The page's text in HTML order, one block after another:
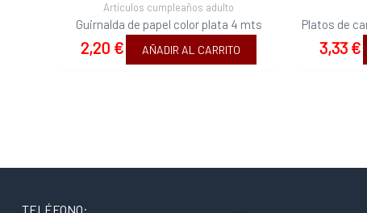
Artículos cumpleaños adulto
Guirnalda de papel color plata 4 mts
2,20 € AÑADIR AL CARRITO
Platos de
3,33 €
TELÉFONO: